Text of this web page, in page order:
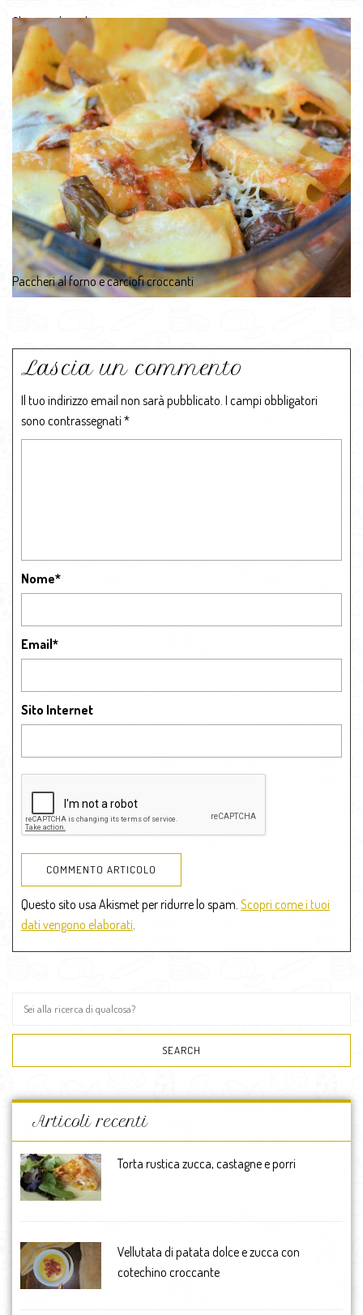
Cheesecake agli agrumi
Paccheri al forno e carciofi croccanti
Lascia un commento
Il tuo indirizzo email non sarà pubblicato. I campi obbligatori
sono contrassegnati *
Nome*
Email*
Sito Internet
Questo sito usa Akismet per ridurre lo spam. Scopri come i tuoi
dati vengono elaborati
Articoli recenti
Torta rustica zucca, castagne e porri
Vellutata di patata dolce e zucca con
cotechino croccante